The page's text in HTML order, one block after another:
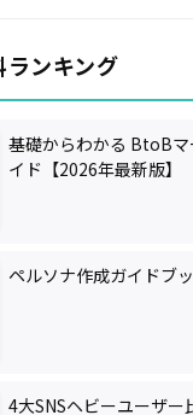
ランキング
基礎からわかる BtoB
イド【2026年最新版】
ペルソナ作成ガイドブ
4大SNSヘビーユーザー